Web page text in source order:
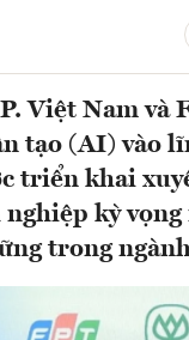
Việt Nam và
tạo (AI) vào
triển khai
kỳ
trong